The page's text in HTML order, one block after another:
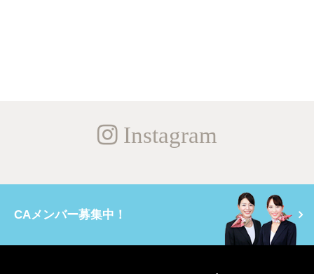
Instagram
CAメンバー募集中！